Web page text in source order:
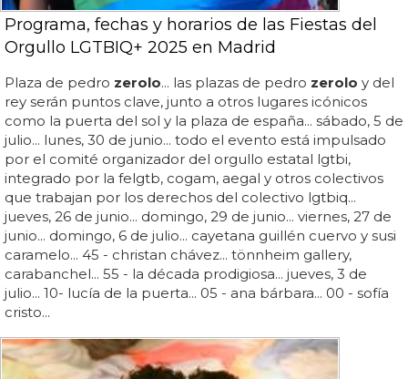
Programa, fechas y horarios de las Fiestas del
Orgullo LGTBIQ+ 2025 en Madrid
Plaza de pedro zerolo... las plazas de pedro zerolo y del
rey serán puntos clave, junto a otros lugares icónicos
como la puerta del sol y la plaza de españa... sábado, 5 de
julio... lunes, 30 de junio... todo el evento está impulsado
por el comité organizador del orgullo estatal lgtbi,
integrado por la felgtb, cogam, aegal y otros colectivos
que trabajan por los derechos del colectivo lgtbiq...
jueves, 26 de junio... domingo, 29 de junio... viernes, 27 de
junio... domingo, 6 de julio... cayetana guillén cuervo y susi
caramelo... 45 - christan chávez... tönnheim gallery,
carabanchel... 55 - la década prodigiosa... jueves, 3 de
julio... 10- lucía de la puerta... 05 - ana bárbara... 00 - sofía
cristo...